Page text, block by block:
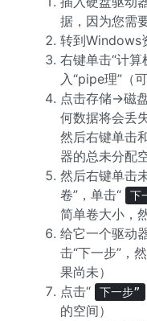
据，因为您需
转到Windows
右键单击“计
入“pipe理”（
点击存储→磁
何数据将会丢
然后右键单击
器的总未分配
然后右键单击
卷”，单击“
下
简单卷大小，
给它一个驱动
击“下一步”，
果尚未）
点击“
下一步”
的空间）